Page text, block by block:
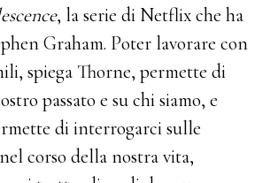
, la serie di Netflix che ha
Graham. Poter lavorare con
spiega Thorne, permette di
passato e su chi siamo, e
di interrogarci sulle
corso della nostra vita,